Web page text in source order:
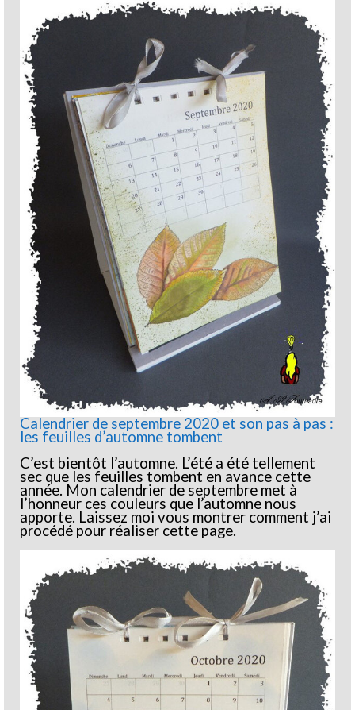
Calendrier de septembre 2020 et son pas à pas :
les feuilles d’automne tombent
C’est bientôt l’automne. L’été a été tellement
sec que les feuilles tombent en avance cette
année. Mon calendrier de septembre met à
l’honneur ces couleurs que l’automne nous
apporte. Laissez moi vous montrer comment j’ai
procédé pour réaliser cette page.